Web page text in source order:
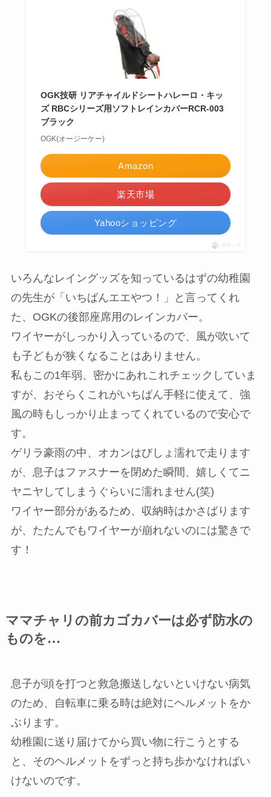
OGK技研 リアチャイルドシートハレーロ・キッ
ズ RBCシリーズ用ソフトレインカバーRCR-003
ブラック
OGK(オージーケー)
Amazon
楽天市場
Yahooショッピング
ポチップ
いろんなレイングッズを知っているはずの幼稚園
の先生が「いちばんエエやつ！」と言ってくれ
た、OGKの後部座席用のレインカバー。
ワイヤーがしっかり入っているので、風が吹いて
も子どもが狭くなることはありません。
私もこの1年弱、密かにあれこれチェックしていま
すが、おそらくこれがいちばん手軽に使えて、強
風の時もしっかり止まってくれているので安心で
す。
ゲリラ豪雨の中、オカンはびしょ濡れで走ります
が、息子はファスナーを閉めた瞬間、嬉しくてニ
ヤニヤしてしまうぐらいに濡れません(笑)
ワイヤー部分があるため、収納時はかさばります
が、たたんでもワイヤーが崩れないのには驚きで
す！
ママチャリの前カゴカバーは必ず防水の
ものを…
息子が頭を打つと救急搬送しないといけない病気
のため、自転車に乗る時は絶対にヘルメットをか
ぶります。
幼稚園に送り届けてから買い物に行こうとする
と、そのヘルメットをずっと持ち歩かなければい
けないのです。